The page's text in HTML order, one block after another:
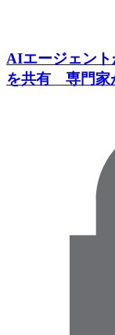
AIエージェン
を共有 専門家